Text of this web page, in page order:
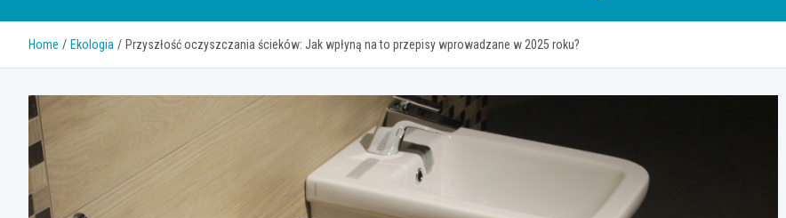
Home Ekologia Przyszłość oczyszczania ścieków: Jak wpłyną na to przepisy wprowadzane w 2025 roku?